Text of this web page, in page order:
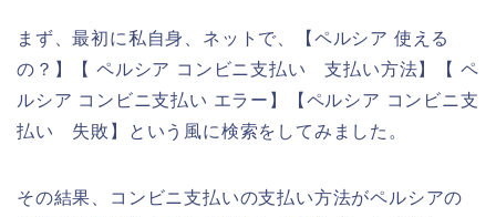
まず、最初に私自身、ネットで、【ペルシア 使える
の？】【 ペルシア コンビニ支払い 支払い方法】【 ペ
ルシア コンビニ支払い エラー】【ペルシア コンビニ支
払い 失敗】という風に検索をしてみました。
その結果、コンビニ支払いの支払い方法がペルシアの